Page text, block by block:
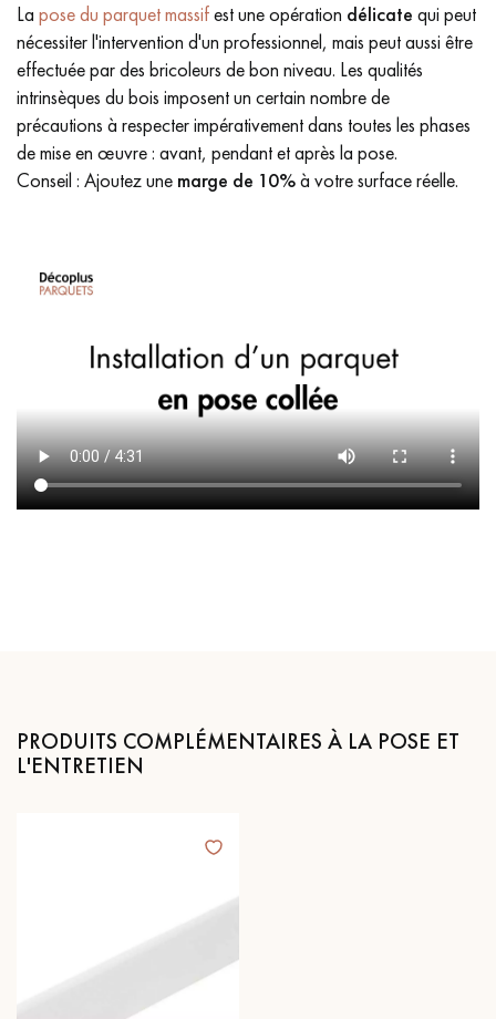
La pose du parquet massifest une opération délicate qui peut
nécessiter l'intervention d'un professionnel, mais peut aussi être
effectuée par des bricoleurs de bon niveau. Les qualités
intrinsèques du bois imposent un certain nombre de
précautions à respecter impérativement dans toutes les phases
de mise en œuvre : avant, pendant et après la pose.
Conseil : Ajoutez une marge de 10%à votre surface réelle.
PRODUITS COMPLÉMENTAIRES À LA POSE ET
L'ENTRETIEN